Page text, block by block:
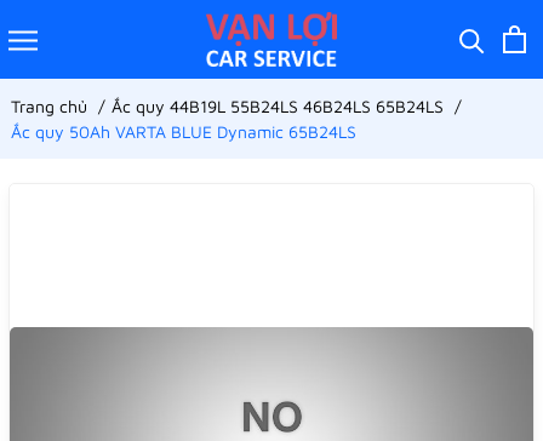
Trang chủ
Ắc quy 44B19L 55B24LS 46B24LS 65B24LS
Ắc quy 50Ah VARTA BLUE Dynamic 65B24LS